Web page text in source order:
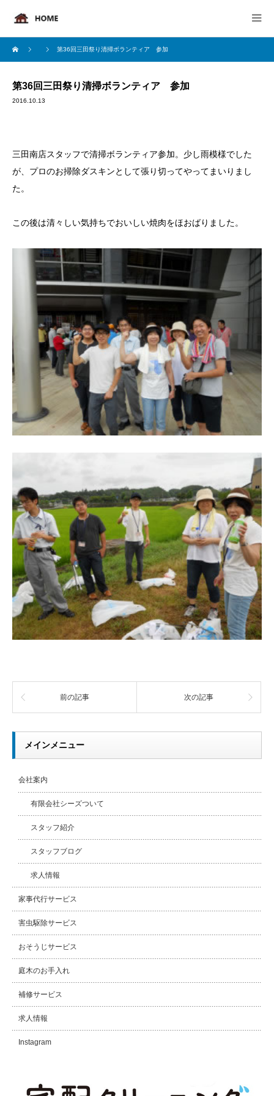
第36回三田祭り清掃ボランティア 参加
第36回三田祭り清掃ボランティア 参加
2016.10.13
三田南店スタッフで清掃ボランティア参加。少し雨模様でした
が、プロのお掃除ダスキンとして張り切ってやってまいりまし
た。
この後は清々しい気持ちでおいしい焼肉をほおばりました。
前の記事 次の記事
メインメニュー
会社案内
有限会社シーズついて
スタッフ紹介
スタッフブログ
求人情報
家事代行サービス
害虫駆除サービス
おそうじサービス
庭木のお手入れ
補修サービス
求人情報
Instagram